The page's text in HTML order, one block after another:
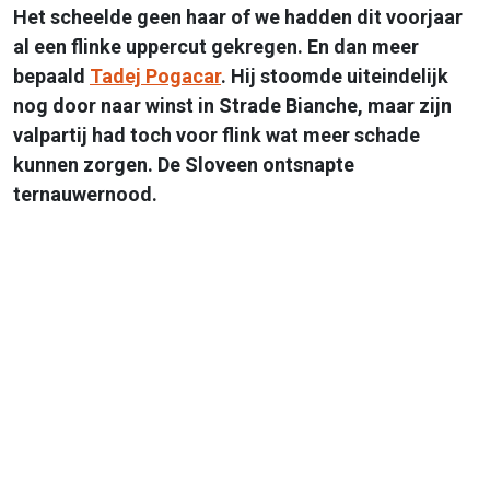
Het scheelde geen haar of we hadden dit voorjaar
al een flinke uppercut gekregen. En dan meer
bepaald Tadej Pogacar. Hij stoomde uiteindelijk
nog door naar winst in Strade Bianche, maar zijn
valpartij had toch voor flink wat meer schade
kunnen zorgen. De Sloveen ontsnapte
ternauwernood.